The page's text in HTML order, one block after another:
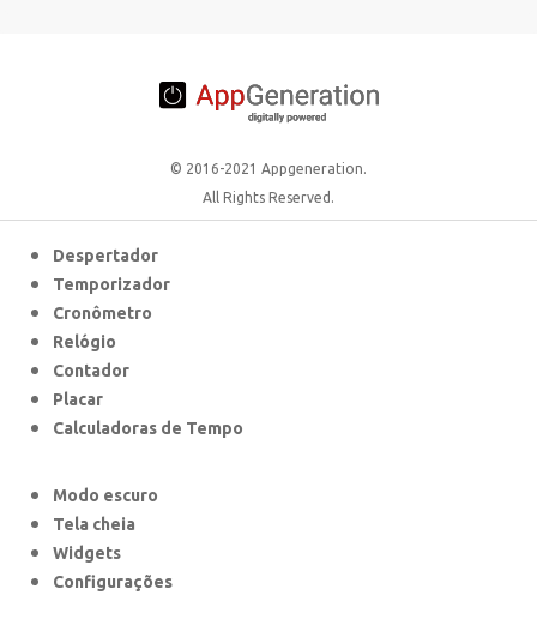
© 2016-2021 Appgeneration.
All Rights Reserved.
Despertador
Temporizador
Cronômetro
Relógio
Contador
Placar
Calculadoras de Tempo
Modo escuro
Tela cheia
Widgets
Configurações